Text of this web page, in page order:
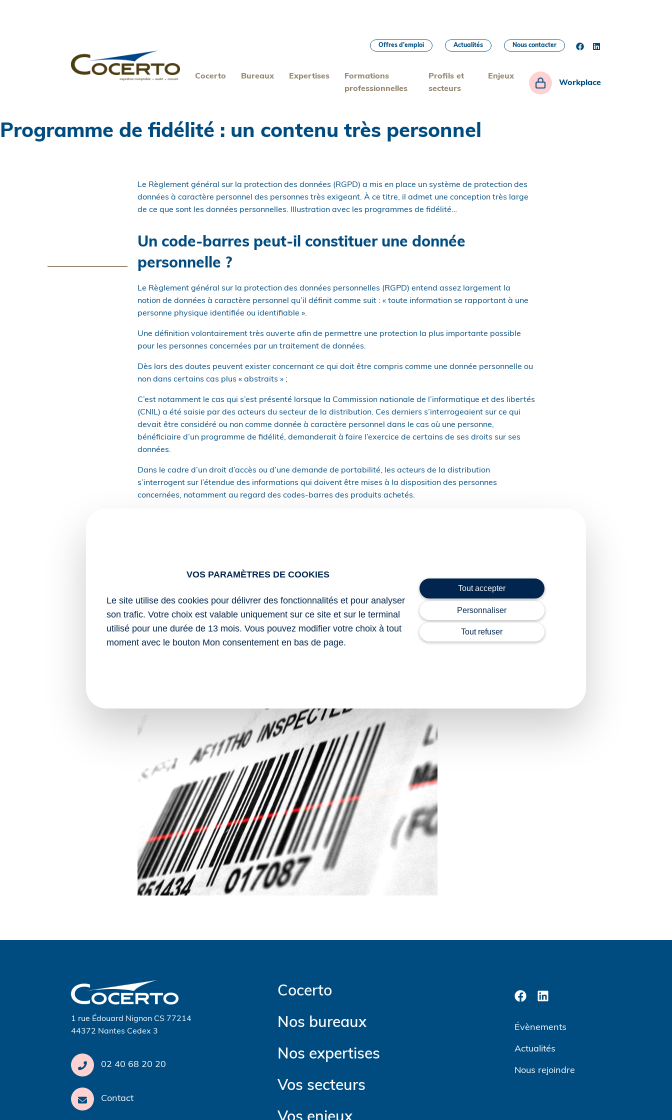
Cocerto Bureaux Expertises
Formations
professionnelles
Profils et
secteurs
Enjeux
Workplace
Offres d’emploi Actualités Nous contacter
Programme de fidélité : un contenu très personnel
Le Règlement général sur la protection des données (RGPD) a mis en place un système de protection des
données à caractère personnel des personnes très exigeant. À ce titre, il admet une conception très large
de ce que sont les données personnelles. Illustration avec les programmes de fidélité…
Un code-barres peut-il constituer une donnée
personnelle ?
Le Règlement général sur la protection des données personnelles (RGPD) entend assez largement la
notion de données à caractère personnel qu’il définit comme suit : « toute information se rapportant à une
personne physique identifiée ou identifiable ».
Une définition volontairement très ouverte afin de permettre une protection la plus importante possible
pour les personnes concernées par un traitement de données.
Dès lors des doutes peuvent exister concernant ce qui doit être compris comme une donnée personnelle ou
non dans certains cas plus « abstraits » ;
C’est notamment le cas qui s’est présenté lorsque la Commission nationale de l’informatique et des libertés
(CNIL) a été saisie par des acteurs du secteur de la distribution. Ces derniers s’interrogeaient sur ce qui
devait être considéré ou non comme donnée à caractère personnel dans le cas où une personne,
bénéficiaire d’un programme de fidélité, demanderait à faire l’exercice de certains de ses droits sur ses
données.
Dans le cadre d’un droit d’accès ou d’une demande de portabilité, les acteurs de la distribution
s’interrogent sur l’étendue des informations qui doivent être mises à la disposition des personnes
concernées, notamment au regard des codes-barres des produits achetés.
La Commission en profite pour préciser qu’il en va de même pour l’ensemble des promotions et réductions
tarifaires dont aura pu bénéficier le client au titre de son programme de fidélité.
Sources :
Actualité de la CNIL du 14 octobre 2025 : « Programmes de fidélité : la CNIL précise l’application du
1 rue Édouard Nignon CS 77214
44372 Nantes Cedex 3
02 40 68 20 20
Contact
Cocerto
Nos bureaux
Nos expertises
Vos secteurs
Évènements
Actualités
Nous rejoindre
VOS PARAMÈTRES DE COOKIES
Le site utilise des cookies pour délivrer des fonctionnalités et pour analyser
son trafic. Votre choix est valable uniquement sur ce site et sur le terminal
utilisé pour une durée de 13 mois. Vous pouvez modifier votre choix à tout
moment avec le bouton Mon consentement en bas de page.
Tout accepter
Personnaliser
Tout refuser